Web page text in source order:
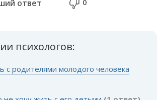
ответ
психологов:
с родителями молодого человека